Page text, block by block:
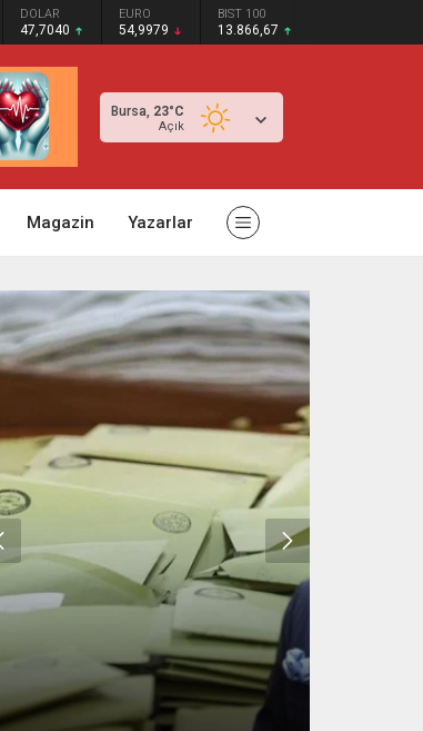
DOLAR
47,7040
EURO
54,9979
BIST 100
13.866,67
Bursa, 23°C
Açık
Magazin Yazarlar